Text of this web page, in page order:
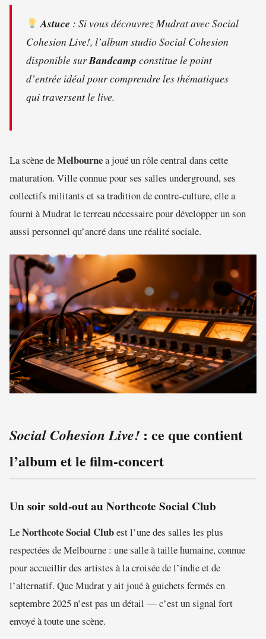
Astuce : Si vous découvrez Mudrat avecSocial
Cohesion Live!, l’album studioSocial Cohesion
disponible surBandcamp constitue le point
d’entrée idéal pour comprendre les thématiques
qui traversent le live.
La scène deMelbournea joué un rôle central dans cette
maturation. Ville connue pour ses salles underground, ses
collectifs militants et sa tradition de contre-culture, elle a
fourni à Mudrat le terreau nécessaire pour développer un son
aussi personnel qu’ancré dans une réalité sociale.
Social Cohesion Live! : ce que contient
l’album et le film-concert
Un soir sold-out au Northcote Social Club
LeNorthcote Social Clubest l’une des salles les plus
respectées de Melbourne : une salle à taille humaine, connue
pour accueillir des artistes à la croisée de l’indie et de
l’alternatif. Que Mudrat y ait joué à guichets fermés en
septembre 2025 n’est pas un détail — c’est un signal fort
envoyé à toute une scène.